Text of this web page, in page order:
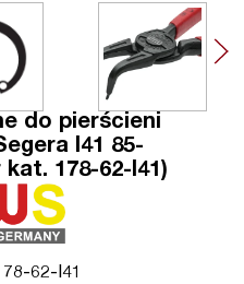
do pierścieni
I41 85-
kat. 178-62-I41)
62-I41